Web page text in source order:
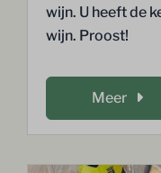
wijn. U heeft de
wijn. Proost!
Meer